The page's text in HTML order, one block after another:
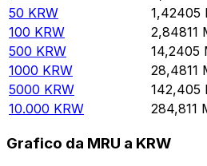
50 KRW 1,42405
100 KRW 2,84811
500 KRW 14,2405
1000 KRW 28,4811
5000 KRW 142,405
10.000 KRW 284,811
Grafico da MRU a KRW